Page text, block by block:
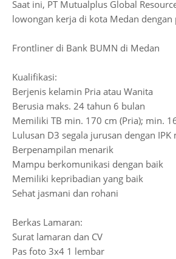
Saat ini, PT Mutualplus Global
lowongan kerja di kota Medan
Frontliner di Bank BUMN di Medan
Kualifikasi:
Berjenis kelamin Pria atau Wanita
Berusia maks. 24 tahun 6 bulan
Memiliki TB min. 170 cm (Pria); min.
Lulusan D3 segala jurusan dengan IPK
Berpenampilan menarik
Mampu berkomunikasi dengan baik
Memiliki kepribadian yang baik
Sehat jasmani dan rohani
Berkas Lamaran:
Surat lamaran dan CV
Pas foto 3x4 1 lembar